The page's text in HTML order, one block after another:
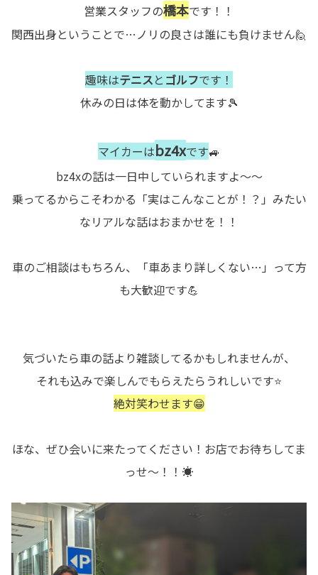
営業スタッフの橋本です！！
関西出身ということで…ノリの良さは誰にも負けません🙋
趣味はテニスと ゴルフです！
休みの日は体を動かしてます🎾
マイカーはbz4xです🚙
bz4xの話は一日中していられますよ～～
乗ってるからこそわかる「実はこんなことが！？」みたい
なリアルな話はおまかせを！！
車のご相談はもちろん、「車あまり詳しくない…」って方
も大歓迎です💪
気づいたら車の話より雑談してるかもしれませんが、
それも込みで楽しんでもらえたらうれしいです⭐
絶対笑わせます😁
ほな、ぜひ会いに来たってください！お店でお待ちしてま
っせ～！！☀️